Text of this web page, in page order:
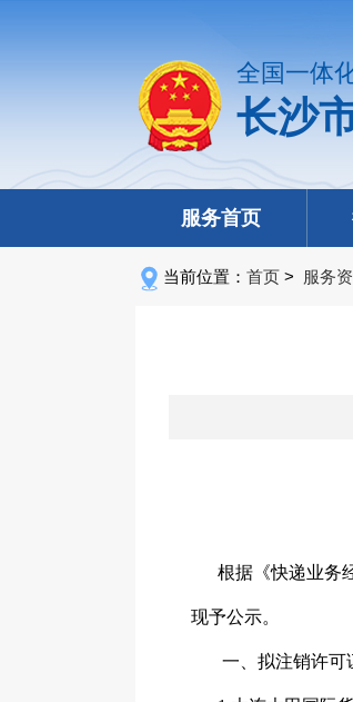
全国一体
长沙
服务首页
当前位置： 首页 > 服务
根据《快递业务经
现予公示。
一、拟注销许可